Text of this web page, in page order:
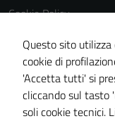
Cookie Policy
Note legali
Dichiarazione di
Obiettivi di
Piano di
Questo sito
cookie di
'Accetta tutti' si
cliccando sul tasto
soli cookie tecnici.